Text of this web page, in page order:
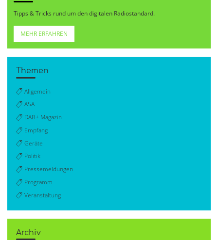
Tipps & Tricks rund um den digitalen Radiostandard.
MEHR ERFAHREN
Themen
Allgemein
ASA
DAB+ Magazin
Empfang
Geräte
Politik
Pressemeldungen
Programm
Veranstaltung
Archiv